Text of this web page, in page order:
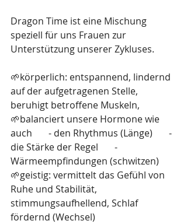
Dragon Time ist eine Mischung
speziell für uns Frauen zur
Unterstützung unserer Zykluses.
🌱körperlich: entspannend, lindernd
auf der aufgetragenen Stelle,
beruhigt betroffene Muskeln,
🌱balanciert unsere Hormone wie
auch       - den Rhythmus (Länge)       -
die Stärke der Regel       -
Wärmeempfindungen (schwitzen)
🌱geistig: vermittelt das Gefühl von
Ruhe und Stabilität,
stimmungsaufhellend, Schlaf
fördernd (Wechsel)